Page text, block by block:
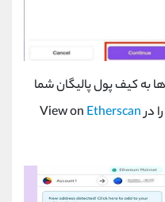
به کیف پول پالیگان شما
در
View on Etherscan